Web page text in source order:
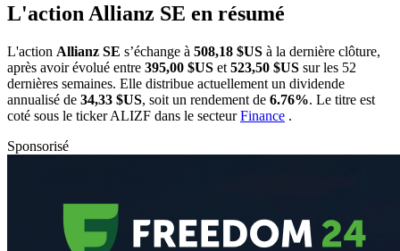
L'action Allianz SE en résumé
L'action Allianz SE s’échange à 508,18 $US à la dernière clôture,
après avoir évolué entre 395,00 $US et 523,50 $US sur les 52
dernières semaines. Elle distribue actuellement un dividende
annualisé de 34,33 $US, soit un rendement de 6.76%. Le titre est
coté sous le tickerALIZF dans le secteurFinance .
Sponsorisé